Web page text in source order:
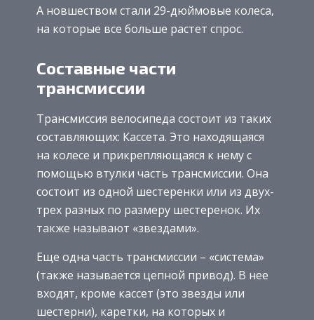
А новшеством стали 29-дюймовые колеса,
на которые все больше растет спрос.
Составные части
трансмиссии
Трансмиссия велосипеда состоит из таких
составляющих: Кассета. Это находящаяся
на колесе и прикрепляющаяся к нему с
помощью втулки часть трансмиссии. Она
состоит из одной шестеренки или из двух-
трех разных по размеру шестеренок. Их
также называют «звездами».
Еще одна часть трансмиссии – «система»
(также называется цепной привод). В нее
входят, кроме кассет (это звезды или
шестерни), каретки, на которых и